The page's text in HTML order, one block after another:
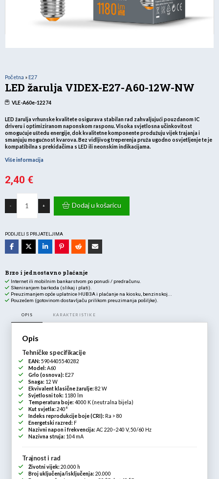
Početna » E27
LED žarulja VIDEX-E27-A60-12W-NW
VLE-A60e-12274
LED žarulja vrhunske kvaliteteosigurava stabilan rad zahvaljujući pouzdanom IC
driveru i optimiziranom naponskom rasponu. Visoka svjetlosna učinkovitost
omogućuje uštedu energije, dok kvalitetne komponente produžuju vijek trajanja i
smanjuju mogućnost kvarova. Bez vidljivog treperenja pruža ugodno osvjetljenje te je
kompatibilna s prekidačima s LED ili neonskim indikacijama.
Više informacija
2,40 €
-
VIDEX-
E27-
A60-
količina
+ Dodaj u košaricu
PODIJELI S PRIJATELJIMA
Brzo i jednostavno plaćanje
Internet ili mobilnim bankarstvom po ponudi / predračunu.
Skeniranjem barkoda (slikaj i plati).
Preuzimanjem opće uplatnice HUB3A i plaćanje na kiosku, benzinskoj...
Pouzećem (gotovinom dostavljaču prilikom preuzimanja pošiljke).
OPIS KARAKTERISTIKE
Opis
Tehničke specifikacije
EAN: 5904405540282
Model: A60
Grlo (osnova): E27
Snaga: 12 W
Ekvivalent klasične žarulje: 82 W
Svjetlosni tok: 1180 lm
Temperatura boje: 4000 K (neutralna bijela)
Kut svjetla: 240°
Indeks reprodukcije boje (CRI): Ra > 80
Energetski razred: F
Nazivni napon i frekvencija: AC 220–240 V, 50/60 Hz
Nazivna struja: 104 mA
Trajnost i rad
Životni vijek: 20.000 h
Broj uključenja/isključenja: 20.000